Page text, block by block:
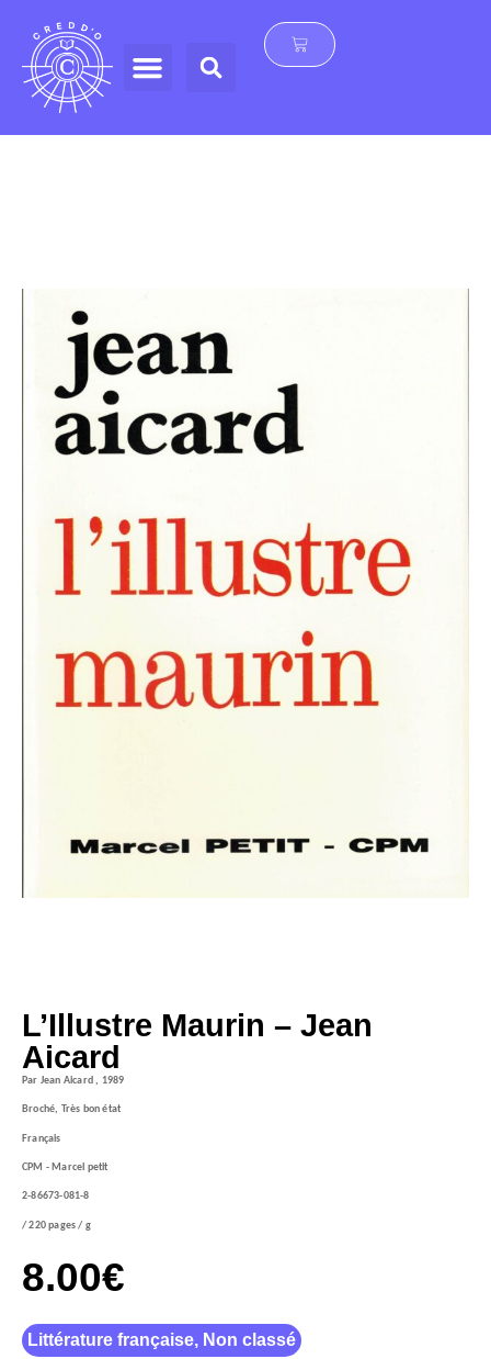
L’Illustre Maurin – Jean
Aicard
Par Jean Aicard , 1989
Broché, Très bon état
Français
CPM - Marcel petit
2-86673-081-8
/ 220 pages / g
8.00€
Littérature française, Non classé